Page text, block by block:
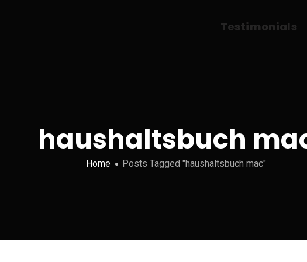
Testimonials
haushaltsbuch
Home Posts Tagged "haushaltsbuch mac"